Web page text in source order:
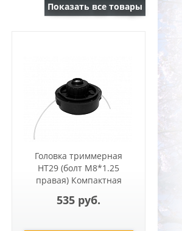
Показать все товары
Головка триммерная
HT29 (болт М8*1.25
правая) Компактная
535 руб.